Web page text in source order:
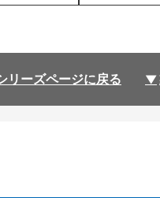
リーズページに戻る